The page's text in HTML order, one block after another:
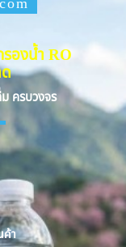
องน้ำ RO
ครบวงจร
ค้า